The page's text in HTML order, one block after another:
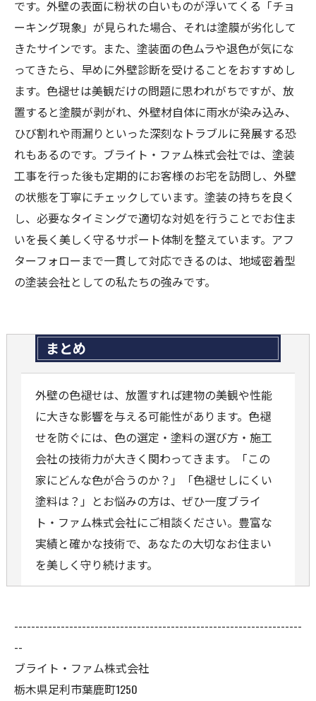
です。外壁の表面に粉状の白いものが浮いてくる「チョ
ーキング現象」が見られた場合、それは塗膜が劣化して
きたサインです。また、塗装面の色ムラや退色が気にな
ってきたら、早めに外壁診断を受けることをおすすめし
ます。色褪せは美観だけの問題に思われがちですが、放
置すると塗膜が剥がれ、外壁材自体に雨水が染み込み、
ひび割れや雨漏りといった深刻なトラブルに発展する恐
れもあるのです。ブライト・ファム株式会社では、塗装
工事を行った後も定期的にお客様のお宅を訪問し、外壁
の状態を丁寧にチェックしています。塗装の持ちを良く
し、必要なタイミングで適切な対処を行うことでお住ま
いを長く美しく守るサポート体制を整えています。アフ
ターフォローまで一貫して対応できるのは、地域密着型
の塗装会社としての私たちの強みです。
まとめ
外壁の色褪せは、放置すれば建物の美観や性能
に大きな影響を与える可能性があります。色褪
せを防ぐには、色の選定・塗料の選び方・施工
会社の技術力が大きく関わってきます。「この
家にどんな色が合うのか？」「色褪せしにくい
塗料は？」とお悩みの方は、ぜひ一度ブライ
ト・ファム株式会社にご相談ください。豊富な
実績と確かな技術で、あなたの大切なお住まい
を美しく守り続けます。
--------------------------------------------------------------------
--
ブライト・ファム株式会社
栃木県足利市葉鹿町1250